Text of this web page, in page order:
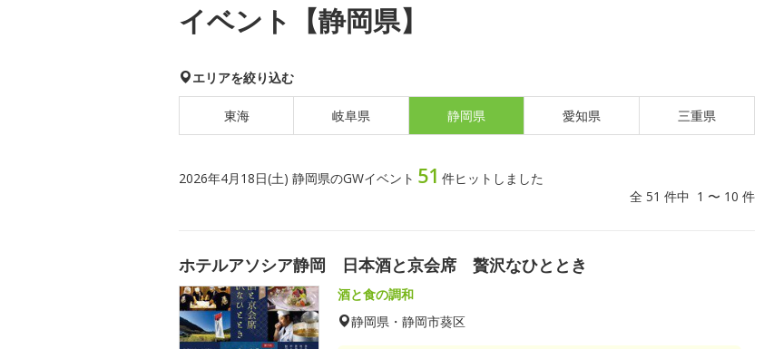
イベント【静岡県】
エリアを絞り込む
東海 岐阜県 静岡県 愛知県 三重県
2026年4月18日(土) 静岡県のGWイベント 51 件ヒットしました
全 51 件中 1 〜 10 件
ホテルアソシア静岡 日本酒と京会席 贅沢なひととき
酒と食の調和
静岡県・静岡市葵区